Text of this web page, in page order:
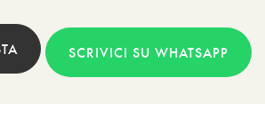
SCRIVICI SU WHATSAPP